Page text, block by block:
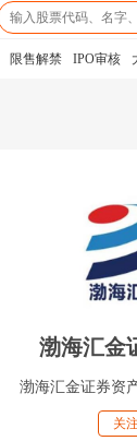
限售解禁 IPO审核
渤海汇金
渤海汇金证券资
关注